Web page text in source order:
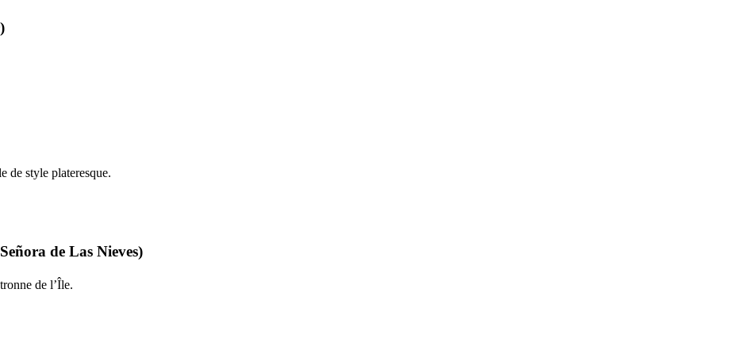
)
de style plateresque.
de Las Nieves)
de l’Île.